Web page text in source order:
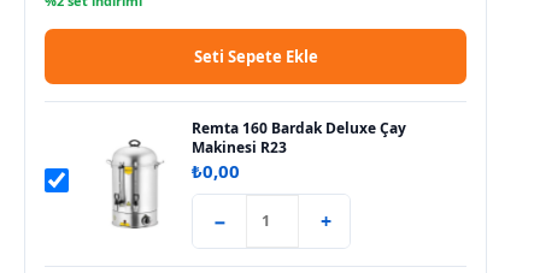
Seti Sepete Ekle
Remta 160 Bardak Deluxe Çay
Makinesi R23
₺0,00
− +